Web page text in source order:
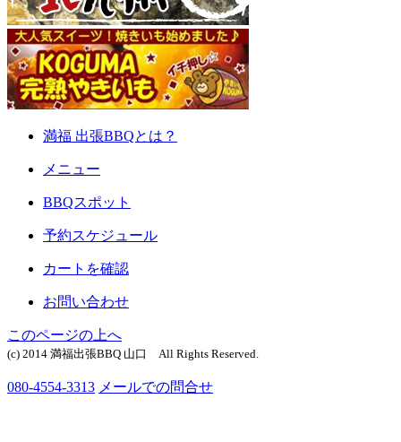
満福 出張BBQとは？
メニュー
BBQスポット
予約スケジュール
カートを確認
お問い合わせ
このページの上へ
(c) 2014 満福出張BBQ 山口 All Rights Reserved.
080-4554-3313 メールでの問合せ